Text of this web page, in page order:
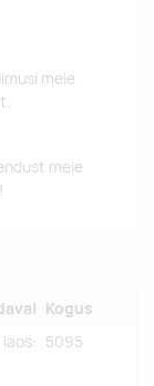
meie
meie
Kogus
5095